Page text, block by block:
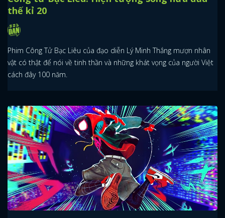
thế kỉ 20
Phim Công Tử Bạc Liêu của đạo diễn Lý Minh Thắng mượn nhân
vật có thật để nói về tinh thần và những khát vọng của người Việt
cách đây 100 năm.